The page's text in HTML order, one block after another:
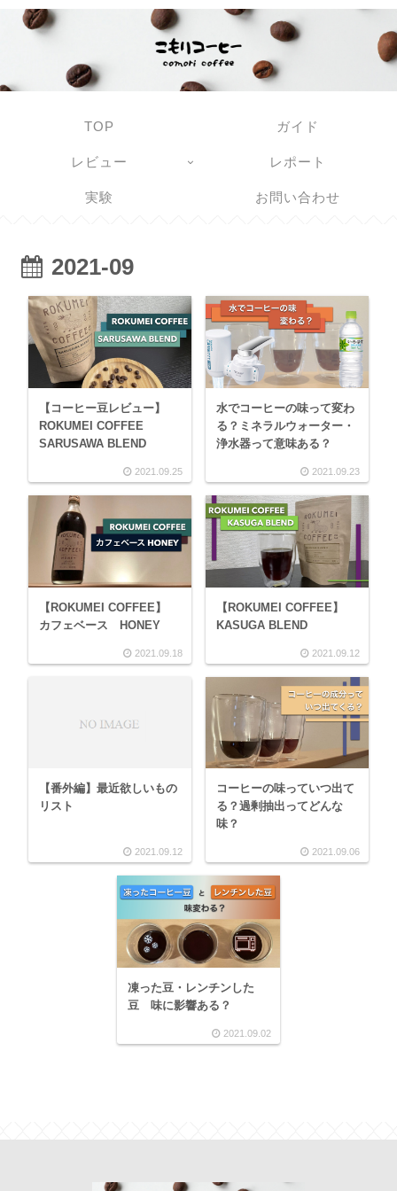
TOP ガイド
レビュー レポート
実験 お問い合わせ
2021-09
【コーヒー豆レビュー】
ROKUMEI COFFEE
SARUSAWA BLEND
2021.09.25
水でコーヒーの味って変わ
る？ミネラルウォーター・
浄水器って意味ある？
2021.09.23
【ROKUMEI COFFEE】
カフェベース HONEY
2021.09.18
【ROKUMEI COFFEE】
KASUGA BLEND
2021.09.12
【番外編】最近欲しいもの
リスト
2021.09.12
コーヒーの味っていつ出て
る？過剰抽出ってどんな
味？
2021.09.06
凍った豆・レンチンした
豆 味に影響ある？
2021.09.02